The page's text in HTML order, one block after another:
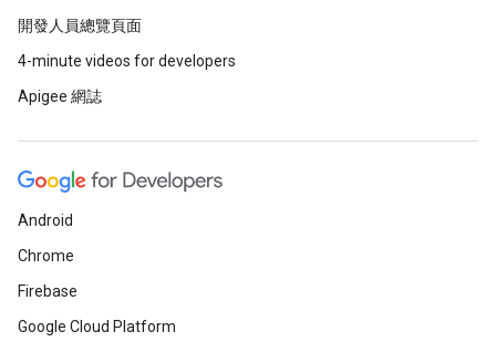
開發人員總覽頁面
4-minute videos for developers
Apigee 網誌
Android
Chrome
Firebase
Google Cloud Platform